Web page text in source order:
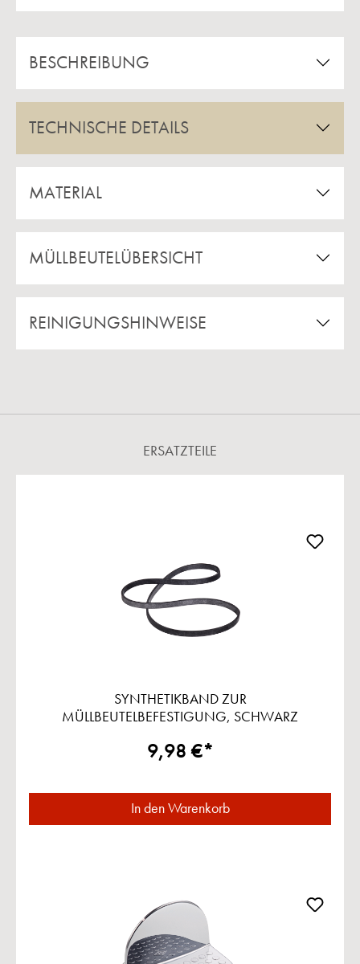
BESCHREIBUNG
TECHNISCHE DETAILS
MATERIAL
MÜLLBEUTELÜBERSICHT
REINIGUNGSHINWEISE
ERSATZTEILE
SYNTHETIKBAND ZUR
MÜLLBEUTELBEFESTIGUNG, SCHWARZ
9,98 €*
In den Warenkorb